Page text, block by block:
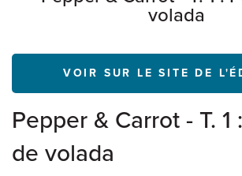
volada
VOIR SUR LE SITE DE
Pepper & Carrot - T. 1
de volada